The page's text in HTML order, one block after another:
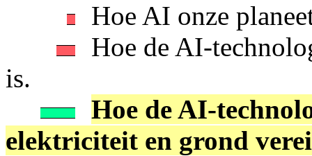
Hoe AI onze
Hoe de AI-
is.
Hoe de AI-
elektriciteit en grond